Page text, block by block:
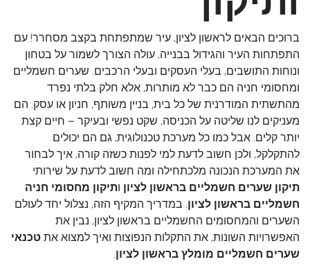
ברוכים הבאים לראשון לציון, עיר שמתפתחת בקצב מסחרר! עם
התפתחות העיר והגידול בבנייה, עולה הצורך לשמור על בטחון
ונוחות התושבים, בעלי העסקים ובעלי הרכבים. שערים חשמליים
ומחסומי חניה הם כבר לא מותרות, אלא חלק בלתי נפרד
מהתשתית המודרנית של כל בית, בניין משותף, חניון או עסק. הם
מעניקים לנו שליטה על הכניסה, שקט נפשי ובעיקר – חיים קצת
יותר קלים. אבל כמו כל מערכת טכנולוגית, גם הם יכולים
להתקלקל, ולכן חשוב לדעת למי לפנות כשזה קורה, איך לבחור
את המערכת הנכונה מלכתחילה ומה חשוב לדעת על שירותי
תיקון שערים חשמליים בראשון לציון ותיקון מחסומי חניה
חשמליים בראשון לציון. במדריך המקיף הזה, נצלול יחד לעולם
השערים והמחסומים החשמליים בראשון לציון, נבין את
האפשרויות השונות, את התקלות הנפוצות ואיך למצוא את טכנאי
שערים חשמליים מומלץ בראשון לציון.